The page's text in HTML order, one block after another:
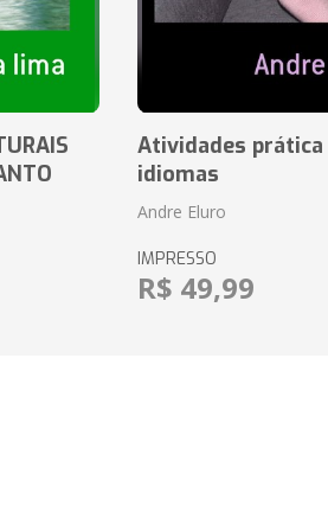
Atividades
idiomas
Andre Eluro
IMPRESSO
R$ 49,99